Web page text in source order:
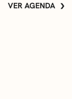
VER AGENDA